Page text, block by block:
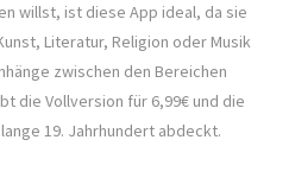
willst, ist diese App ideal, da sie
Literatur, Religion oder Musik
zwischen den Bereichen
die Vollversion für 6,99€ und die
19. Jahrhundert abdeckt.